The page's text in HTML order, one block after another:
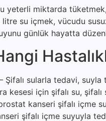
yeterli miktarda
su içmek, vücudu
günlük hayatta
Şifalı sularla tedavi,
kesesi için şifalı su,
kanseri şifalı içme
şifalı içme suyuyla